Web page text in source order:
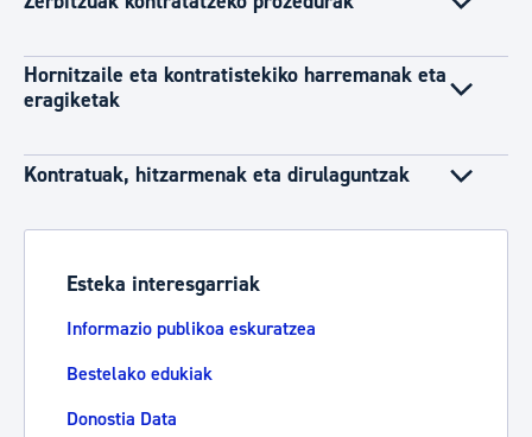
Hornitzaile eta kontratistekiko harremanak eta
eragiketak
Kontratuak, hitzarmenak eta dirulaguntzak
Esteka interesgarriak
Informazio publikoa eskuratzea
Bestelako edukiak
Donostia Data